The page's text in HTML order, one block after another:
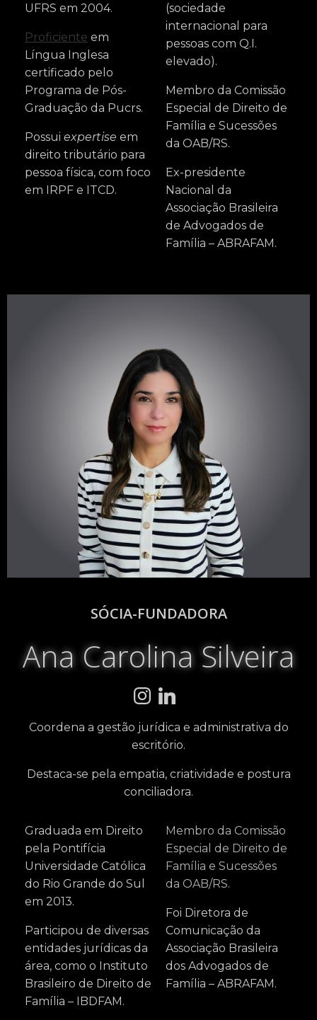
UFRS em 2004.
Proficiente em
Língua Inglesa
certificado pelo
Programa de Pós-
Graduação da Pucrs.
Possui expertise em
direito tributário para
pessoa física, com foco
em IRPF e ITCD.
(sociedade
internacional para
pessoas com Q.I.
elevado).
Membro da Comissão
Especial de Direito de
Família e Sucessões
da OAB/RS.
Ex-presidente
Nacional da
Associação Brasileira
de Advogados de
Família – ABRAFAM.
SÓCIA-FUNDADORA
Ana Carolina Silveira
Coordena a gestão jurídica e administrativa do
escritório.
Destaca-se pela empatia, criatividade e postura
conciliadora.
Graduada em Direito
pela Pontifícia
Universidade Católica
do Rio Grande do Sul
em 2013.
Participou de diversas
entidades jurídicas da
área, como o Instituto
Brasileiro de Direito de
Família – IBDFAM.
Membro da Comissão
Especial de Direito de
Família e Sucessões
da OAB/RS.
Foi Diretora de
Comunicação da
Associação Brasileira
dos Advogados de
Família – ABRAFAM.